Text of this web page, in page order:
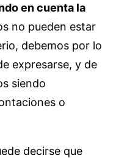
en cuenta la
no pueden estar
debemos por lo
expresarse, y de
siendo
o
decirse que